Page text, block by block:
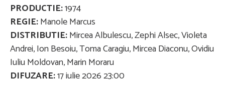
PRODUCTIE:1974
REGIE:Manole Marcus
DISTRIBUTIE:Mircea Albulescu, Zephi Alsec, Violeta
Andrei, Ion Besoiu, Toma Caragiu, Mircea Diaconu, Ovidiu
Iuliu Moldovan, Marin Moraru
DIFUZARE:17 iulie 2026 23:00